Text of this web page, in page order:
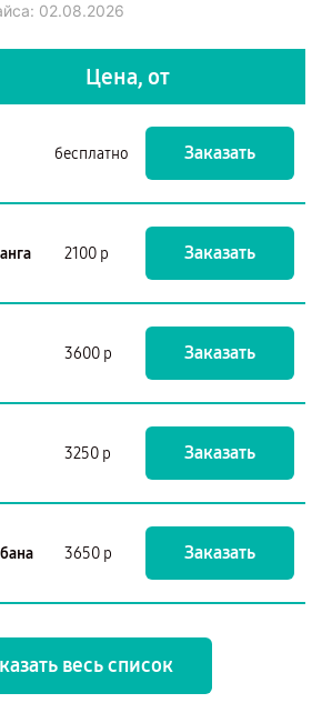
02.08.2026
Цена, от
бесплатно Заказать
2100 р Заказать
3600 р Заказать
3250 р Заказать
3650 р Заказать
весь список